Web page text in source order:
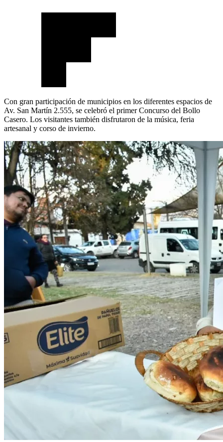
Con gran participación de municipios en los diferentes espacios de
Av. San Martín 2.555, se celebró el primer Concurso del Bollo
Casero. Los visitantes también disfrutaron de la música, feria
artesanal y corso de invierno.